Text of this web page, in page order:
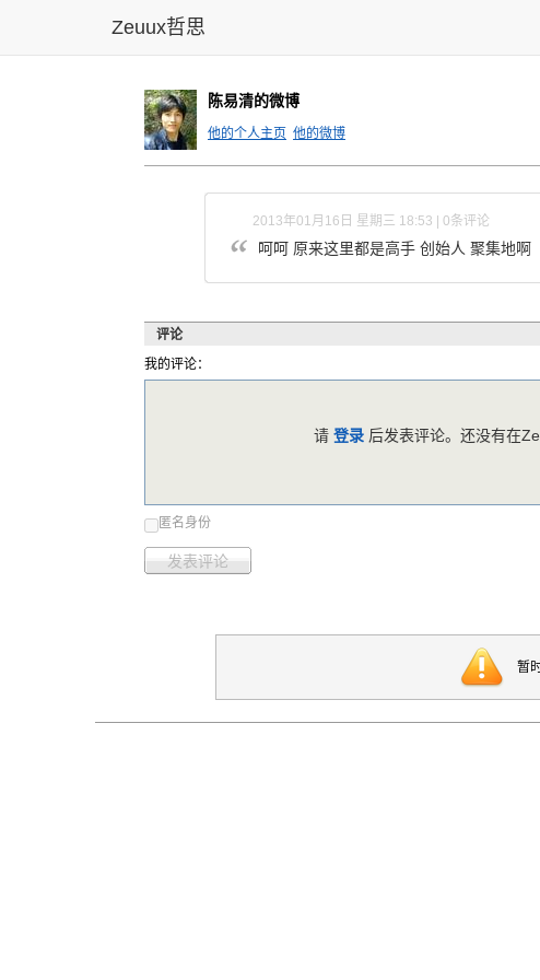
Zeuux哲思
陈易清的微博
他的个人主页 他的微博
2013年01月16日 星期三 18:53 | 0条评论
呵呵 原来这里都是高手 创始人 聚集地啊
评论
我的评论：
匿名身份
发表评论
请登录 后发表评论。还没有在
暂